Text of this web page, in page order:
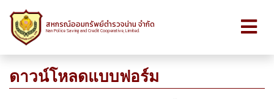
สหกรณ์ออมทรัพย์ตำรวจน่าน จำกัด
Nan Police Saving and Credit Cooperative, Limited.
ดาวน์โหลดแบบฟอร์ม